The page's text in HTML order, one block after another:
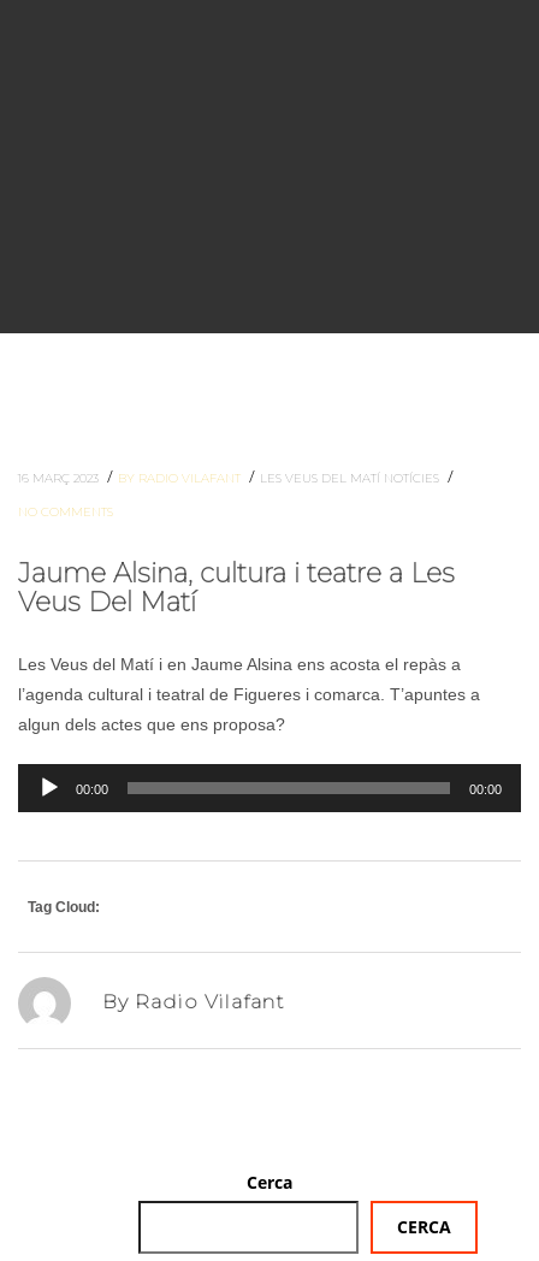
16 MARÇ 2023 / BY RADIO VILAFANT / LES VEUS DEL MATÍ NOTÍCIES /
NO COMMENTS
Jaume Alsina, cultura i teatre a Les
Veus Del Matí
Les Veus del Matí i en Jaume Alsina ens acosta el repàs a
l’agenda cultural i teatral de Figueres i comarca. T’apuntes a
algun dels actes que ens proposa?
Reproductor
d'àudio
00:00 00:00
Tag Cloud:
By Radio Vilafant
Cerca
CERCA